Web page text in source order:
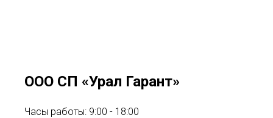
ООО СП «Урал Гарант»
Часы работы: 9:00 - 18:00